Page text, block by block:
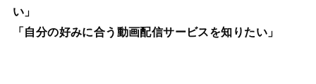
い」
「自分の好みに合う動画配信サービスを知りたい」